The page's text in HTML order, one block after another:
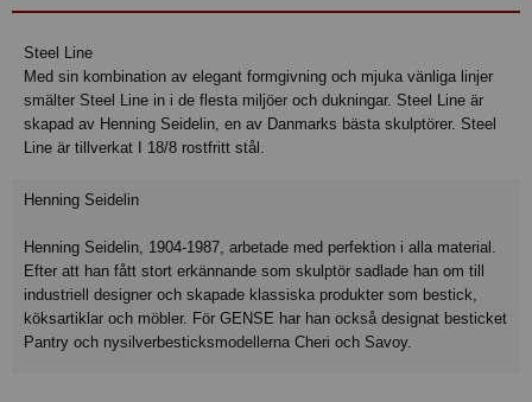
Steel Line
Med sin kombination av elegant formgivning och mjuka vänliga linjer
smälter Steel Line in i de flesta miljöer och dukningar. Steel Line är
skapad av Henning Seidelin, en av Danmarks bästa skulptörer. Steel
Line är tillverkat I 18/8 rostfritt stål.
Henning Seidelin
Henning Seidelin, 1904-1987, arbetade med perfektion i alla material.
Efter att han fått stort erkännande som skulptör sadlade han om till
industriell designer och skapade klassiska produkter som bestick,
köksartiklar och möbler. För GENSE har han också designat besticket
Pantry och nysilverbesticksmodellerna Cheri och Savoy.